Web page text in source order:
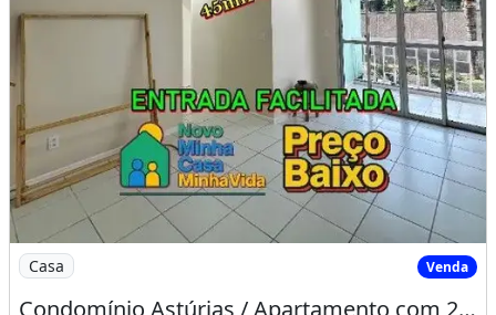
Imagem: Condomínio Astúrias / Apartamento com
Casa Venda
Condomínio Astúrias / Apartamento com 2 Quartos Sendo 1 Suíte / em Flores